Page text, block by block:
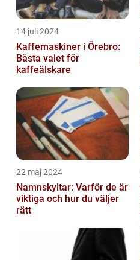
14 juli 2024
Kaffemaskiner i Örebro:
Bästa valet för
kaffeälskare
22 maj 2024
Namnskyltar: Varför de är
viktiga och hur du väljer
rätt